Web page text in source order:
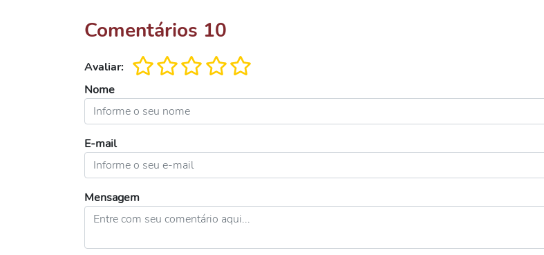
Comentários 10
Avaliar:
Nome
E-mail
Mensagem